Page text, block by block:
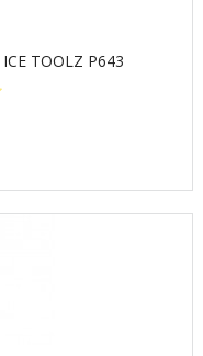
TOOLZ P643